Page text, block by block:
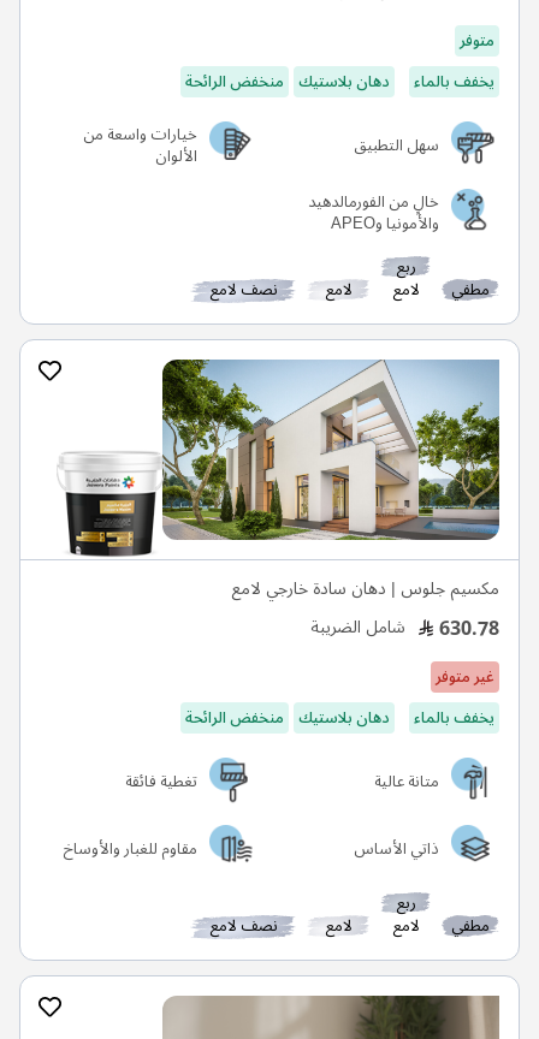
متوفر
يخفف بالماء
دهان بلاستيك منخفض الرائحة
سهل التطبيق
خيارات واسعة من
الألوان
خالٍ من الفورمالدهيد
والأمونيا وAPEO
مطفي
ربع
لامع لامع نصف لامع
مكسيم جلوس | دهان سادة خارجي لامع
630.78 شامل الضريبة
غير متوفر
يخفف بالماء
دهان بلاستيك منخفض الرائحة
متانة عالية
تغطية فائقة
ذاتي الأساس
مقاوم للغبار والأوساخ
مطفي
ربع
لامع لامع نصف لامع